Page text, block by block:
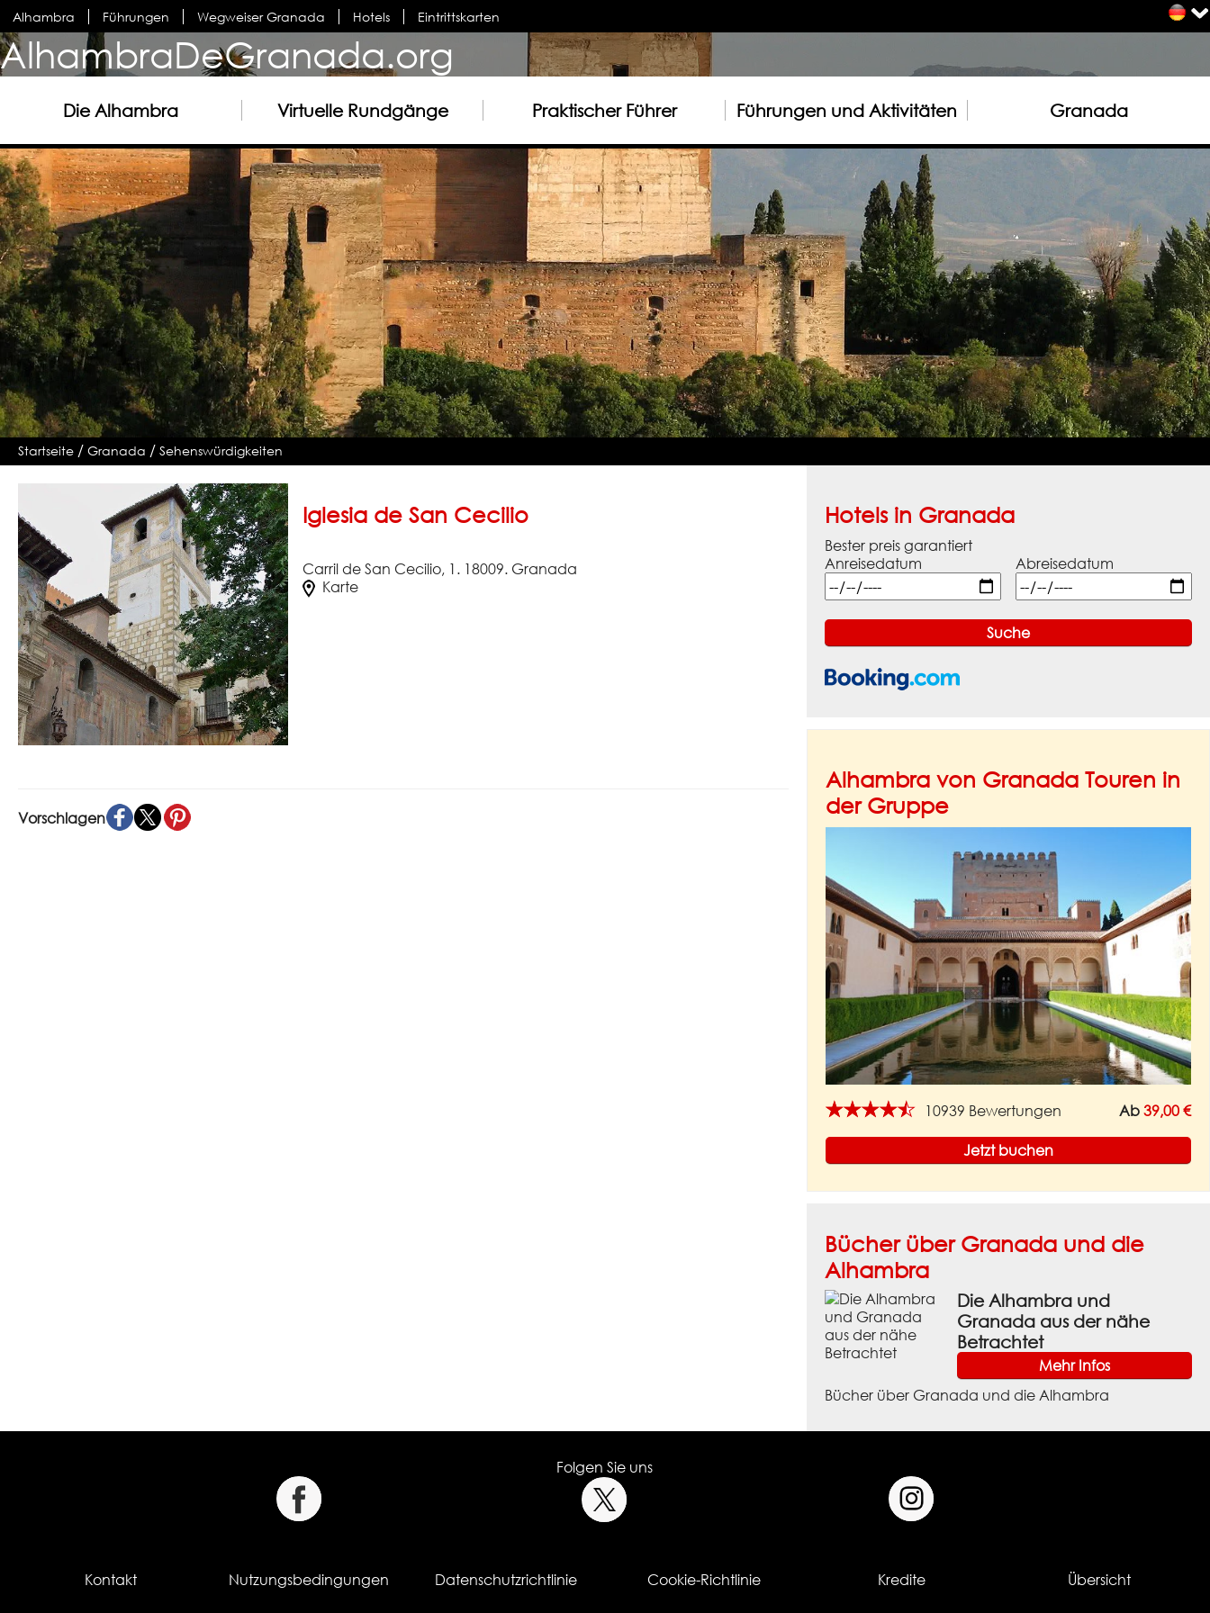
Alhambra Führungen Wegweiser Granada Hotels Eintrittskarten
AlhambraDeGranada.org
Die Alhambra Virtuelle Rundgänge Praktischer Führer Führungen und Aktivitäten Granada
Startseite /Granada /Sehenswürdigkeiten
Iglesia de San Cecilio
Carril de San Cecilio, 1. 18009. Granada
Karte
Vorschlagen
Hotels in Granada
Bester preis garantiert
Anreisedatum
Abreisedatum
Alhambra von Granada Touren in
der Gruppe
★★★★★ 10939 Bewertungen Ab 39,00 €
Jetzt buchen
Bücher über Granada und die
Alhambra
Die Alhambra und
Granada aus der nähe
Betrachtet
Mehr Infos
Bücher über Granada und die Alhambra
Folgen Sie uns
Kontakt Nutzungsbedingungen Datenschutzrichtlinie Cookie-Richtlinie Kredite Übersicht